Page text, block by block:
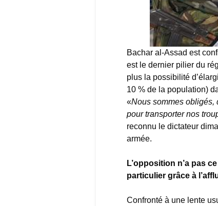
Bachar al-Assad est
est le dernier pilier du
plus la possibilité
10 % de la population)
«Nous sommes obligés,
pour transporter nos
reconnu le dictateur
armée.
L’opposition n’a pas
particulier grâce à
Confronté à une lente